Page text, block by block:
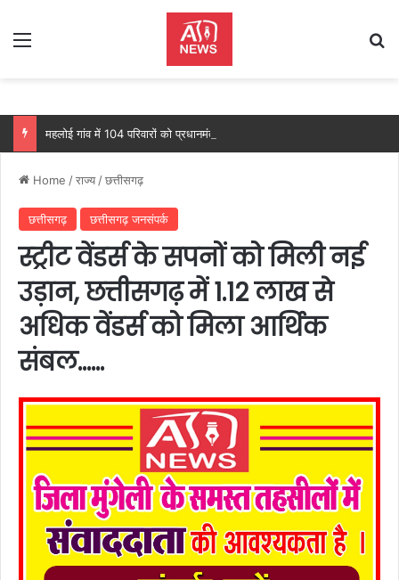
Menu
Home /राज्य /छत्तीसगढ़
छत्तीसगढ़ छत्तीसगढ़ जनसंपर्क
स्ट्रीट वेंडर्स के सपनों को मिली नई
उड़ान, छत्तीसगढ़ में 1.12 लाख से
अधिक वेंडर्स को मिला आर्थिक
संबल……